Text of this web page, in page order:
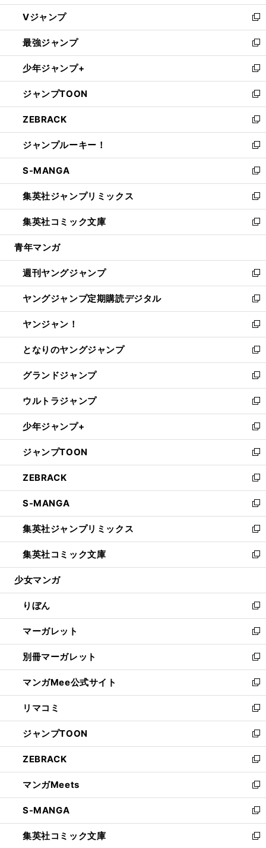
ウ
ィ
ン
ド
ウ
で
開
く
し
い
ウ
ィ
ン
ド
ウ
で
開
く
Vジャンプ
新
し
い
ウ
ィ
ン
ド
ウ
で
開
く
最強ジャンプ
新
し
い
ウ
ィ
ン
ド
ウ
で
開
く
少年ジャンプ+
新
し
い
ウ
ィ
ン
ド
ウ
で
開
く
ジャンプTOON
新
し
い
ウ
ィ
ン
ド
ウ
で
開
く
ZEBRACK
新
し
い
ウ
ィ
ン
ド
ウ
で
開
ジャンプルーキー！
新
し
い
ウ
ィ
ン
ド
ウ
開
く
S-MANGA
新
し
い
ウ
ィ
ン
ウ
で
開
く
集英社ジャンプリミックス
新
し
い
ウ
ン
ド
ウ
で
開
く
集英社コミック文庫
新
し
ウ
ィ
ン
ド
ウ
で
開
く
青年マンガ
週刊ヤングジャンプ
新
し
い
ウ
ィ
ン
ド
ウ
で
開
く
ヤングジャンプ定期購読デジタル
新
し
い
ウ
ィ
ン
ド
ウ
で
開
く
ヤンジャン！
新
し
い
ウ
ィ
ン
ド
ウ
で
開
く
となりのヤングジャンプ
新
し
い
ウ
ィ
ン
ド
ウ
で
開
く
グランドジャンプ
新
し
い
ウ
ィ
ン
ド
ウ
で
開
く
ウルトラジャンプ
新
し
い
ウ
ィ
ン
ド
ウ
で
開
く
少年ジャンプ+
新
し
い
ウ
ィ
ン
ド
ウ
で
開
く
ジャンプTOON
新
し
い
ウ
ィ
ン
ド
ウ
で
開
ZEBRACK
新
し
い
ウ
ィ
ン
ド
ウ
開
く
S-MANGA
新
し
い
ウ
ィ
ン
ウ
で
開
く
集英社ジャンプリミックス
新
し
い
ウ
ン
ド
ウ
で
開
く
集英社コミック文庫
新
し
ウ
ィ
ン
ド
ウ
で
開
く
少女マンガ
りぼん
新
し
い
ウ
ィ
ン
ド
ウ
で
開
く
マーガレット
新
し
い
ウ
ィ
ン
ド
ウ
で
開
く
別冊マーガレット
新
し
い
ウ
ィ
ン
ド
ウ
で
開
く
マンガMee公式サイト
新
し
い
ウ
ィ
ン
ド
ウ
で
開
く
リマコミ
新
し
い
ウ
ィ
ン
ド
ウ
で
開
く
ジャンプTOON
新
し
い
ウ
ィ
ン
ド
ウ
で
ZEBRACK
新
し
い
ウ
ィ
ン
ド
マンガMeets
新
し
い
ウ
ィ
S-MANGA
新
し
い
集英社コミック文庫
新